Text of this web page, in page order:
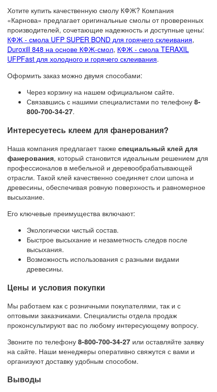
Хотите купить качественную смолу КФЖ? Компания
«Карнова» предлагает оригинальные смолы от проверенных
производителей, сочетающие надежность и доступные цены:
КФЖ - смола UFP SUPER BOND для горячего склеивания,
Duroxill 848 на основе КФЖ-смол, КФЖ - смола TERAXIL
UFPFast для холодного и горячего склеивания.
Оформить заказ можно двумя способами:
Через корзину на нашем официальном сайте.
Связавшись с нашими специалистами по телефону 8-
800-700-34-27.
Интересуетесь клеем для фанерования?
Наша компания предлагает также специальный клей для
фанерования, который становится идеальным решением для
профессионалов в мебельной и деревообрабатывающей
отрасли. Такой клей качественно соединяет слои шпона и
древесины, обеспечивая ровную поверхность и равномерное
высыхание.
Его ключевые преимущества включают:
Экологически чистый состав.
Быстрое высыхание и незаметность следов после
высыхания.
Возможность использования с разными видами
древесины.
Цены и условия покупки
Мы работаем как с розничными покупателями, так и с
оптовыми заказчиками. Специалисты отдела продаж
проконсультируют вас по любому интересующему вопросу.
Звоните по телефону 8-800-700-34-27 или оставляйте заявку
на сайте. Наши менеджеры оперативно свяжутся с вами и
организуют доставку удобным способом.
Выводы